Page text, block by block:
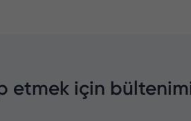
etmek için